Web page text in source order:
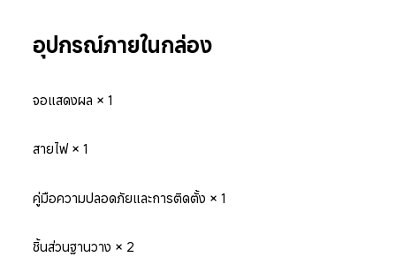
อุปกรณ์ภายในกล่อง
จอแสดงผล × 1
สายไฟ × 1
คู่มือความปลอดภัยและการติดตั้ง × 1
ชิ้นส่วนฐานวาง × 2